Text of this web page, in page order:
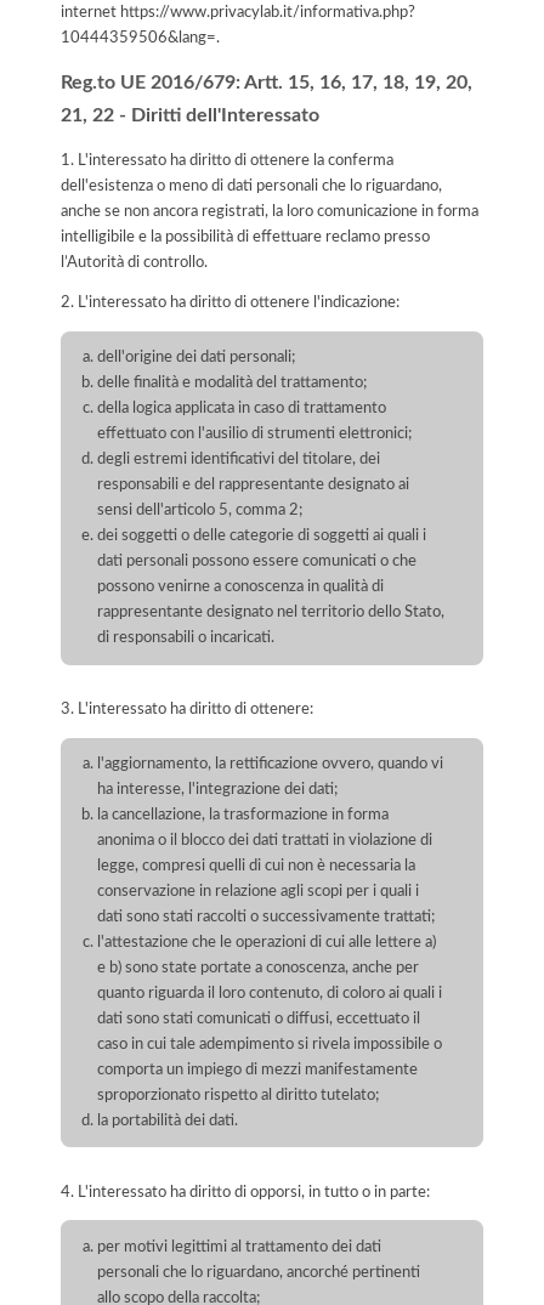
internet https://www.privacylab.it/informativa.php?
10444359506&lang=.
Reg.to UE 2016/679: Artt. 15, 16, 17, 18, 19, 20,
21, 22 - Diritti dell'Interessato
1. L'interessato ha diritto di ottenere la conferma
dell'esistenza o meno di dati personali che lo riguardano,
anche se non ancora registrati, la loro comunicazione in forma
intelligibile e la possibilità di effettuare reclamo presso
l’Autorità di controllo.
2. L'interessato ha diritto di ottenere l'indicazione:
dell'origine dei dati personali;
delle finalità e modalità del trattamento;
della logica applicata in caso di trattamento
effettuato con l'ausilio di strumenti elettronici;
degli estremi identificativi del titolare, dei
responsabili e del rappresentante designato ai
sensi dell'articolo 5, comma 2;
dei soggetti o delle categorie di soggetti ai quali i
dati personali possono essere comunicati o che
possono venirne a conoscenza in qualità di
rappresentante designato nel territorio dello Stato,
di responsabili o incaricati.
3. L'interessato ha diritto di ottenere:
l'aggiornamento, la rettificazione ovvero, quando vi
ha interesse, l'integrazione dei dati;
la cancellazione, la trasformazione in forma
anonima o il blocco dei dati trattati in violazione di
legge, compresi quelli di cui non è necessaria la
conservazione in relazione agli scopi per i quali i
dati sono stati raccolti o successivamente trattati;
l'attestazione che le operazioni di cui alle lettere a)
e b) sono state portate a conoscenza, anche per
quanto riguarda il loro contenuto, di coloro ai quali i
dati sono stati comunicati o diffusi, eccettuato il
caso in cui tale adempimento si rivela impossibile o
comporta un impiego di mezzi manifestamente
sproporzionato rispetto al diritto tutelato;
la portabilità dei dati.
4. L'interessato ha diritto di opporsi, in tutto o in parte:
per motivi legittimi al trattamento dei dati
personali che lo riguardano, ancorché pertinenti
allo scopo della raccolta;